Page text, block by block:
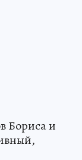
Бориса и